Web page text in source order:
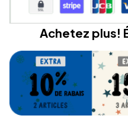
Achetez plus!